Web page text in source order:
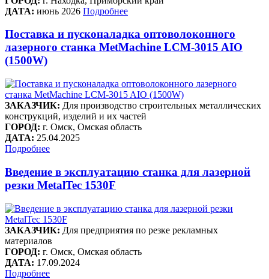
ДАТА: июнь 2026 Подробнее
Поставка и пусконаладка оптоволоконного
лазерного станка MetMachine LCM-3015 AIO
(1500W)
ЗАКАЗЧИК: Для производство строительных металлических
конструкций, изделий и их частей
ГОРОД: г. Омск, Омская область
ДАТА: 25.04.2025
Подробнее
Введение в эксплуатацию станка для лазерной
резки MetalTec 1530F
ЗАКАЗЧИК: Для предприятия по резке рекламных
материалов
ГОРОД: г. Омск, Омская область
ДАТА: 17.09.2024
Подробнее